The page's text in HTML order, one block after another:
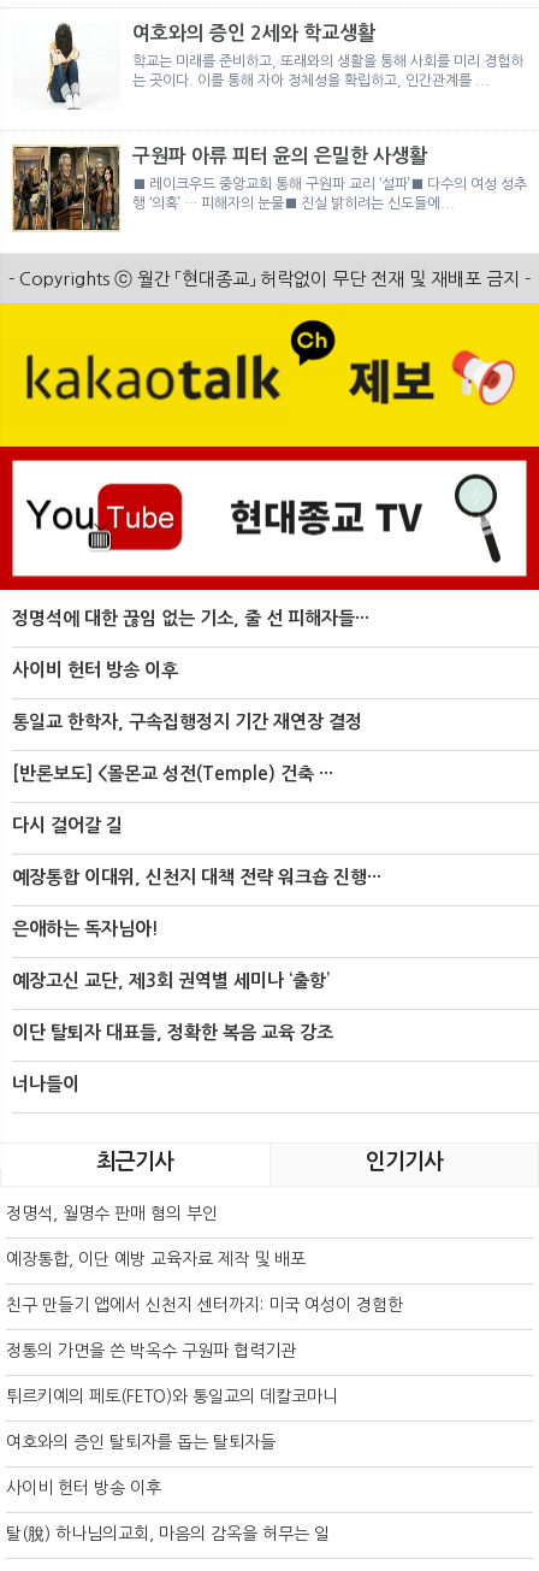
여호와의 증인 2세와 학교생활
학교는 미래를 준비하고, 또래와의 생활을 통해 사회를 미리 경험하
는 곳이다. 이를 통해 자아 정체성을 확립하고, 인간관계를 ...
구원파 아류 피터 윤의 은밀한 사생활
■ 레이크우드 중앙교회 통해 구원파 교리 ‘설파’■ 다수의 여성 성추
행 ‘의혹’ … 피해자의 눈물■ 진실 밝히려는 신도들에...
- Copyrights ⓒ 월간 「현대종교」 허락없이 무단 전재 및 재배포 금지 -
정명석에 대한 끊임 없는 기소, 줄 선 피해자들···
사이비 헌터 방송 이후
통일교 한학자, 구속집행정지 기간 재연장 결정
[반론보도] <몰몬교 성전(Temple) 건축 ···
다시 걸어갈 길
예장통합 이대위, 신천지 대책 전략 워크숍 진행···
은애하는 독자님아!
예장고신 교단, 제3회 권역별 세미나 ‘출항’
이단 탈퇴자 대표들, 정확한 복음 교육 강조
너나들이
최근기사 인기기사
정명석, 월명수 판매 혐의 부인
예장통합, 이단 예방 교육자료 제작 및 배포
친구 만들기 앱에서 신천지 센터까지: 미국 여성이 경험한
정통의 가면을 쓴 박옥수 구원파 협력기관
튀르키예의 페토(FETO)와 통일교의 데칼코마니
여호와의 증인 탈퇴자를 돕는 탈퇴자들
사이비 헌터 방송 이후
탈(脫) 하나님의교회, 마음의 감옥을 허무는 일